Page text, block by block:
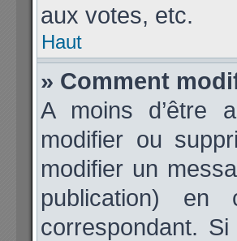
aux votes, etc.
Haut
» Comment
A moins d’être
modifier ou
modifier un
publication)
correspondant.